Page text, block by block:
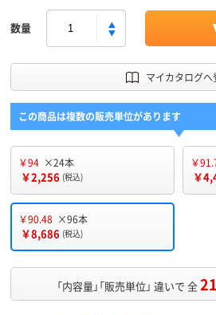
数量
マイカタログへ
この商品は複数の販売単位があります
￥94 ×24本
￥2,256 (税込)
￥
￥
￥90.48 ×96本
￥8,686 (税込)
「内容量」「販売単位」 違いで 全21